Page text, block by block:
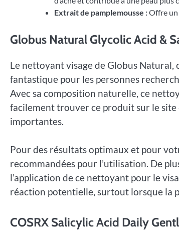
Extrait de pamplemousse :Offre
Globus Natural Glycolic Acid &
Le nettoyant visage de Globus Natural,
fantastique pour les personnes
Avec sa composition naturelle, ce
facilement trouver ce produit sur le site
importantes.
Pour des résultats optimaux et pour
recommandées pour l’utilisation. De
l’application de ce nettoyant pour le
réaction potentielle, surtout lorsque la
COSRX Salicylic Acid Daily